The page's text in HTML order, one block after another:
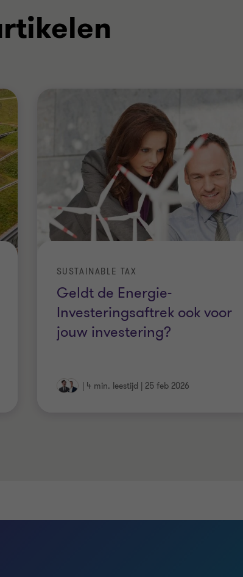
Geldt de Energie-
Investeringsaftrek ook voor
jouw investering?
SUSTAINABLE TAX
| 4 min. leestijd | 25 feb 2026